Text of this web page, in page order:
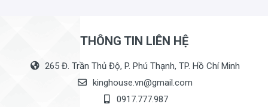
THÔNG TIN LIÊN HỆ
265 Đ. Trần Thủ Độ, P. Phú Thạnh, TP. Hồ Chí Minh
kinghouse.vn@gmail.com
0917.777.987